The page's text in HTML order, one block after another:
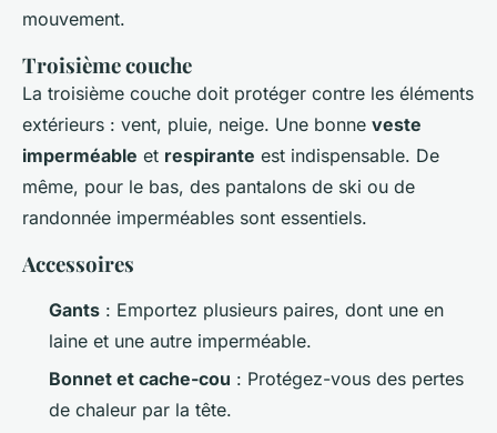
mouvement.
Troisième couche
La troisième couche doit protéger contre les éléments
extérieurs : vent, pluie, neige. Une bonne veste
imperméable et respirante est indispensable. De
même, pour le bas, des pantalons de ski ou de
randonnée imperméables sont essentiels.
Accessoires
Gants : Emportez plusieurs paires, dont une en
laine et une autre imperméable.
Bonnet et cache-cou : Protégez-vous des pertes
de chaleur par la tête.